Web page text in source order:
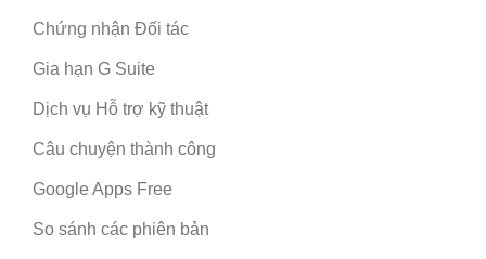
Chứng nhận Đối tác
Gia hạn G Suite
Dịch vụ Hỗ trợ kỹ thuật
Câu chuyện thành công
Google Apps Free
So sánh các phiên bản